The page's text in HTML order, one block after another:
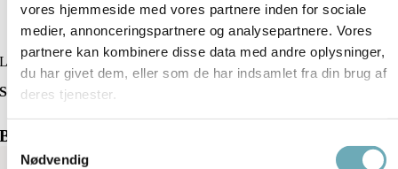
vores hjemmeside med vores partnere inden for sociale
medier, annonceringspartnere og analysepartnere. Vores
partnere kan kombinere disse data med andre oplysninger,
du har givet dem, eller som de har indsamlet fra din brug af
deres tjenester.
Samtykkevalg
Nødvendig
Download plantegning
Download plantegning med mål
Ledig
Søndre Havnevej 8C 6. th
Boligfakta
Bolignr.